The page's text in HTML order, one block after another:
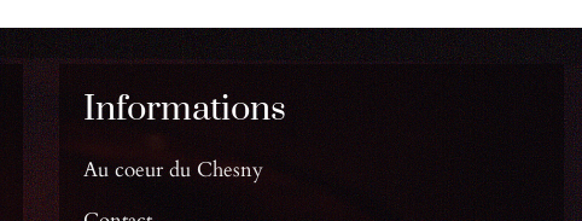
Informations
Au coeur du Chesny